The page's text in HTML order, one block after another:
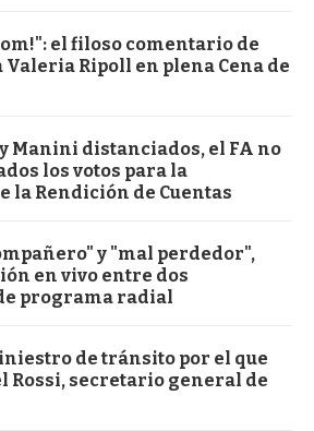
el filoso comentario de
Valeria Ripoll en plena Cena de
Manini distanciados, el FA no
los votos para la
la Rendición de Cuentas
y "mal perdedor",
en vivo entre dos
programa radial
de tránsito por el que
Rossi, secretario general de